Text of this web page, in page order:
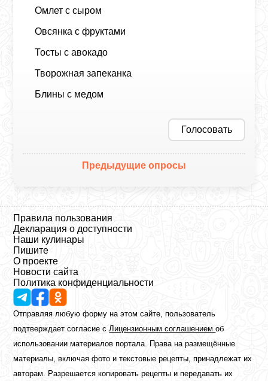
Омлет с сыром
Овсянка с фруктами
Тосты с авокадо
Творожная запеканка
Блины с медом
Голосовать
Предыдущие опросы
Правила пользования
Декларация о доступности
Наши кулинары
Пишите
О проекте
Новости сайта
Политика конфиденциальности
Отправляя любую форму на этом сайте, пользователь
подтверждает согласие сЛицензионным соглашениемоб
использовании материалов портала. Права на размещённые
материалы, включая фото и текстовые рецепты, принадлежат их
авторам. Разрешается копировать рецепты и передавать их